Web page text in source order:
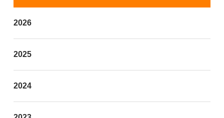
2026
2025
2024